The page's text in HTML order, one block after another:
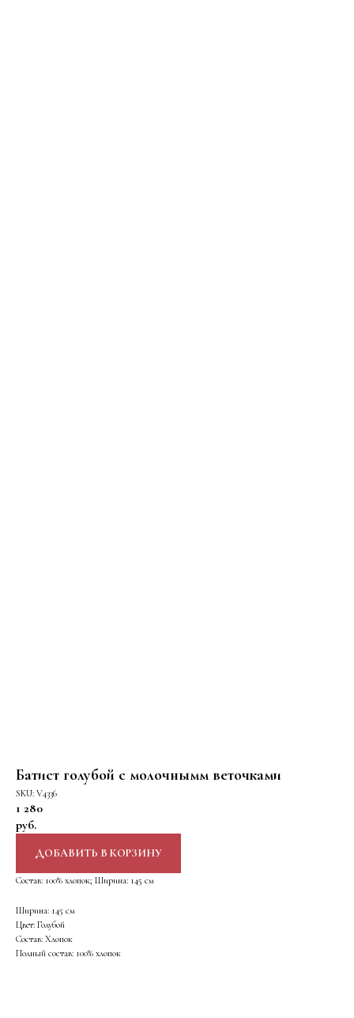
Батист голубой с молочнымм веточками
SKU: V4336
1 280
руб.
ДОБАВИТЬ В КОРЗИНУ
Состав: 100% хлопок; Ширина: 145 см
Ширина: 145 см
Цвет: Голубой
Состав: Хлопок
Полный состав: 100% хлопок